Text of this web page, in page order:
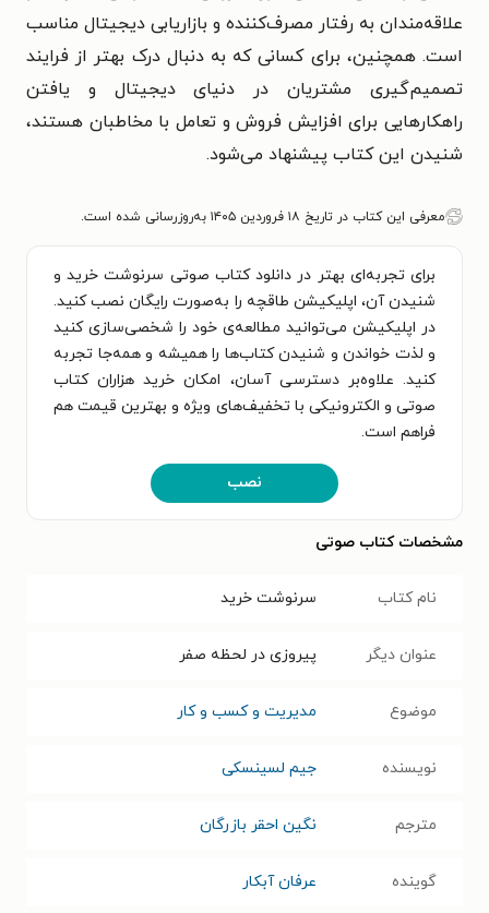
علاقه‌مندان به رفتار مصرف‌کننده و بازاریابی دیجیتال مناسب
است. همچنین، برای کسانی که به دنبال درک بهتر از فرایند
تصمیم‌گیری مشتریان در دنیای دیجیتال و یافتن
راهکارهایی برای افزایش فروش و تعامل با مخاطبان هستند،
شنیدن این کتاب پیشنهاد می‌شود.
معرفی این کتاب در تاریخ ۱۸ فروردین ۱۴۰۵ به‌روزرسانی شده است.
برای تجربه‌ای بهتر در دانلود کتاب صوتی سرنوشت خرید و
شنیدن آن، اپلیکیشن طاقچه را به‌صورت رایگان نصب کنید.
در اپلیکیشن می‌توانید مطالعه‌ی خود را شخصی‌سازی کنید
و لذت خواندن و شنیدن کتاب‌ها را همیشه و همه‌جا تجربه
کنید. علاوه‌بر دسترسی آسان، امکان خرید هزاران کتاب
صوتی و الکترونیکی با تخفیف‌های ویژه و بهترین قیمت هم
فراهم است.
نصب
مشخصات کتاب صوتی
نام کتاب سرنوشت خرید
عنوان دیگر پیروزی در لحظه صفر
موضوع مدیریت و کسب و کار
نویسنده جیم لسینسکی
مترجم نگین احقر بازرگان
گوینده عرفان آبکار